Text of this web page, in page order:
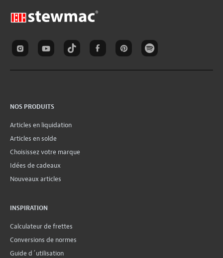
NOS PRODUITS
Articles en liquidation
Articles en solde
Choisissez votre marque
Idées de cadeaux
Nouveaux articles
INSPIRATION
Calculateur de frettes
Conversions de normes
Guide d´utilisation